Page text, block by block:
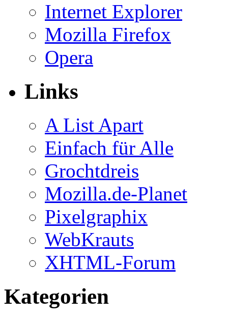
Internet Explorer
Mozilla Firefox
Opera
Links
A List Apart
Einfach für Alle
Grochtdreis
Mozilla.de-Planet
Pixelgraphix
WebKrauts
XHTML-Forum
Kategorien